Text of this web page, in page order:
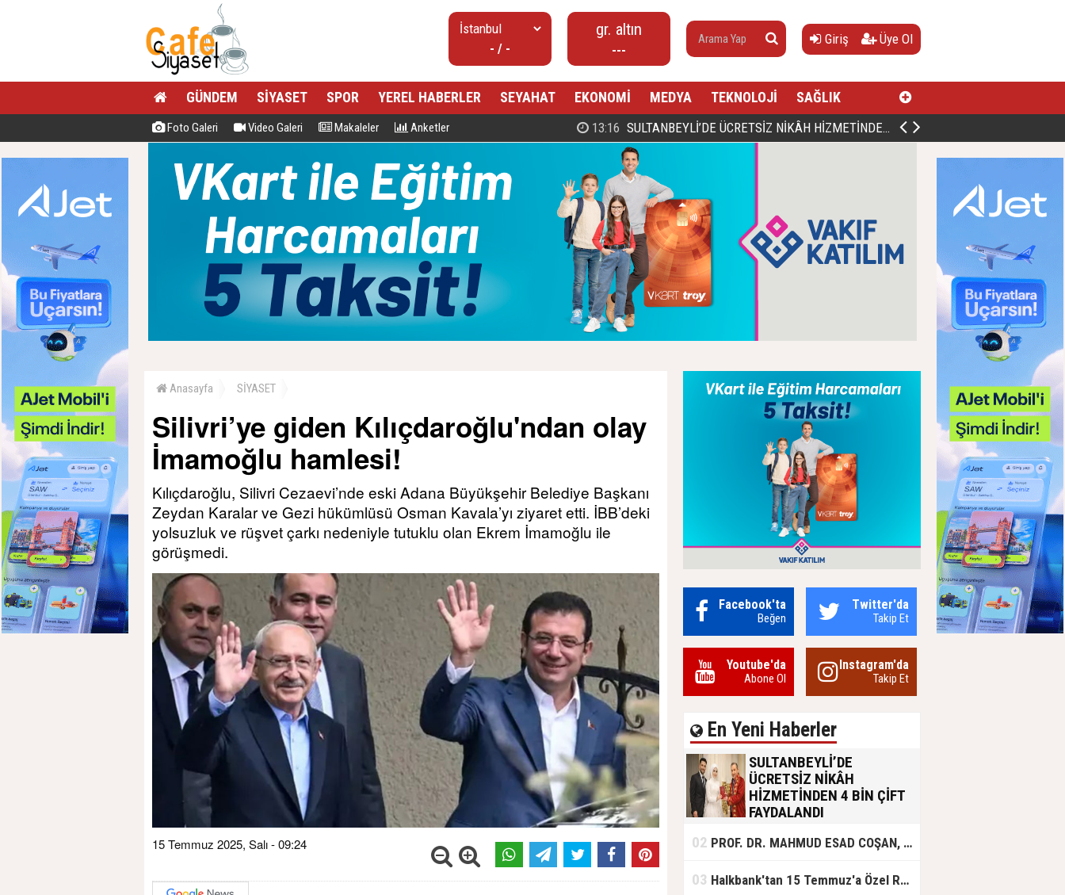
- / -
gr. altın
---
Giriş Üye Ol
GÜNDEM SİYASET SPOR YEREL HABERLER SEYAHAT EKONOMİ MEDYA TEKNOLOJİ SAĞLIK
Foto Galeri Video Galeri Makaleler Anketler 00:27 PROF. DR. MAHMUD ESAD COŞAN, DOĞUMUNUN HİCRÎ 91. YILINDA ELAZIĞ'DA YÂD EDİLECEK
Anasayfa SİYASET
Silivri’ye giden Kılıçdaroğlu'ndan olay
İmamoğlu hamlesi!
Kılıçdaroğlu, Silivri Cezaevi’nde eski Adana Büyükşehir Belediye Başkanı
Zeydan Karalar ve Gezi hükümlüsü Osman Kavala’yı ziyaret etti. İBB’deki
yolsuzluk ve rüşvet çarkı nedeniyle tutuklu olan Ekrem İmamoğlu ile
görüşmedi.
15 Temmuz 2025, Salı - 09:24
Facebook'ta
Beğen
Twitter'da
Takip Et
Youtube'da
Abone Ol
Instagram'da
Takip Et
En Yeni Haberler
SULTANBEYLİ’DE
ÜCRETSİZ NİKÂH
HİZMETİNDEN 4 BİN ÇİFT
FAYDALANDI
olan gençlere destek amacıyla
başlattığı ücretsiz nikâh hizmetini
başlattıklarını belirten Sultanbeyli
02 PROF. DR. MAHMUD ESAD COŞAN, DOĞUMUNUN HİCRÎ 91. YILINDA ELAZIĞ'DA YÂD EDİLECEK
03 Halkbank'tan 15 Temmuz'a Özel Reklam Filmi: "İrade Bizim, Zafer Bizim"